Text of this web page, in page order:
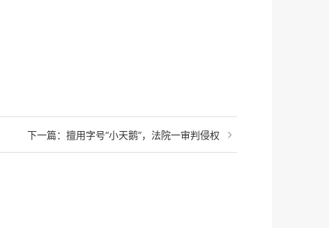
下一篇：擅用字号“小天鹅”，法院一审判侵权